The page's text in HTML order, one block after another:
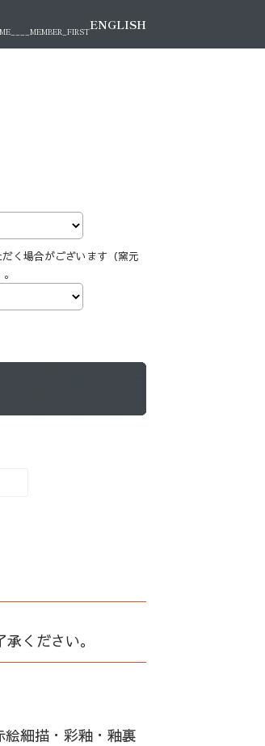
__MEMBER_FIRSTENGLISH
く場合がございます（窯元
ください。
細描・彩釉・釉裏